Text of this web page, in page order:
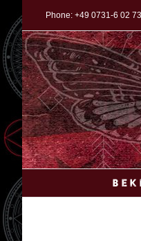
Inhalt
springen
Phone: +49 0731-6 02